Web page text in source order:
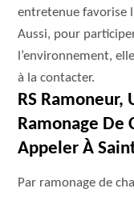
entretenue favorise
Aussi, pour
l’environnement,
à la contacter.
RS Ramoneur,
Ramonage De
Appeler À
Par ramonage de